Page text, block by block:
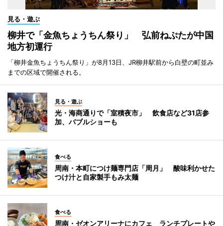
見る・遊ぶ
柳井で「金魚ちょうちん祭り」 弘前ねぷたが中国
地方初運行
「柳井金魚ちょうちん祭り」が8月13日、JR柳井駅前から白壁の町並み
までの区域で開催される。
見る・遊ぶ
光・海商通りで「室積夜市」 飲食店など31店参
加、バブルショーも
食べる
周南・本町につけ麺専門店「周月」 酸味利かせた
つけ汁と自家製手もみ太麺
食べる
周南・ゼオンアリーナにカフェ ランチプレートや